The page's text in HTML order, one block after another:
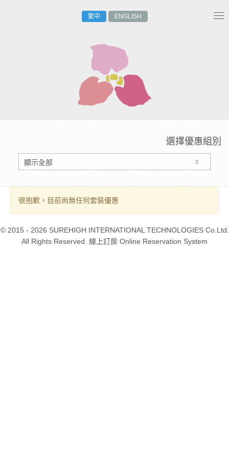
繁中 ENGLISH
選擇優惠組別
很抱歉，目前尚無任何套裝優惠
© 2015 - 2026 SUREHIGH INTERNATIONAL TECHNOLOGIES Co.Ltd.
All Rights Reserved. 線上訂房 Online Reservation System